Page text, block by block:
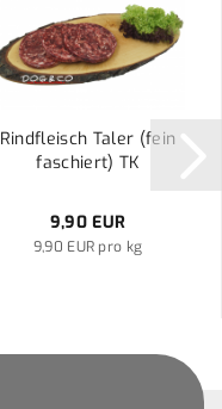
Rindfleisch Taler (fein
faschiert) TK
9,90 EUR
9,90 EUR pro kg